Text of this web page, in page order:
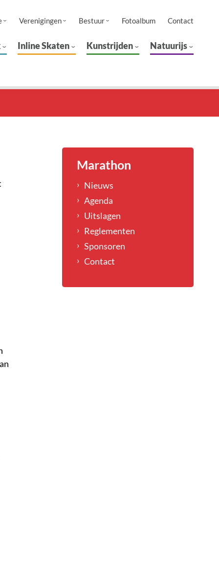
Verenigingen Bestuur Fotoalbum Contact
Inline Skaten Kunstrijden Natuurijs
Marathon
Nieuws
Agenda
Uitslagen
Reglementen
Sponsoren
Contact